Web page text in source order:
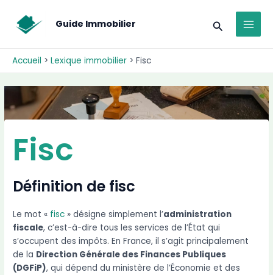
contenu
Guide Immobilier
Accueil Lexique immobilier Fisc
Fisc
Définition de fisc
Le mot « fisc » désigne simplement l’administration
fiscale, c’est-à-dire tous les services de l’État qui
s’occupent des impôts. En France, il s’agit principalement
de la Direction Générale des Finances Publiques
(DGFiP), qui dépend du ministère de l’Économie et des